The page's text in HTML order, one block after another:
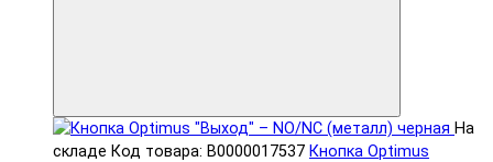
На
складе Код товара: В0000017537 Кнопка Optimus